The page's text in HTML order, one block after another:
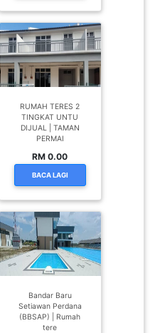
RUMAH TERES 2
TINGKAT UNTU
DIJUAL | TAMAN
PERMAI
RM 0.00
BACA LAGI
Bandar Baru
Setiawan Perdana
(BBSAP) | Rumah
tere